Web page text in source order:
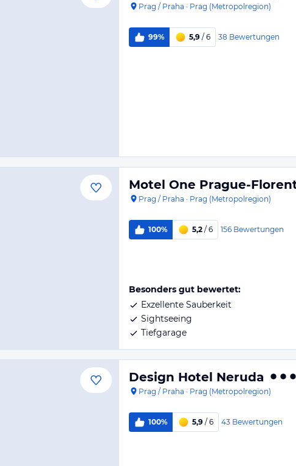
Prag / Praha · Prag (Metropolregion)
99% 5,9 / 6 38 Bewertungen
Motel One Prague-
Prag / Praha · Prag (Metropolregion)
100% 5,2 / 6 156 Bewertungen
Besonders gut bewertet:
Exzellente Sauberkeit
Sightseeing
Tiefgarage
Design Hotel Neruda
Prag / Praha · Prag (Metropolregion)
100% 5,9 / 6 43 Bewertungen